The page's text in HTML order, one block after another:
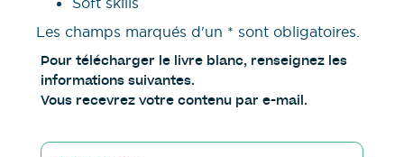
Les champs marqués d'un * sont obligatoires.
Pour télécharger le livre blanc, renseignez les
informations suivantes.
Vous recevrez votre contenu par e-mail.